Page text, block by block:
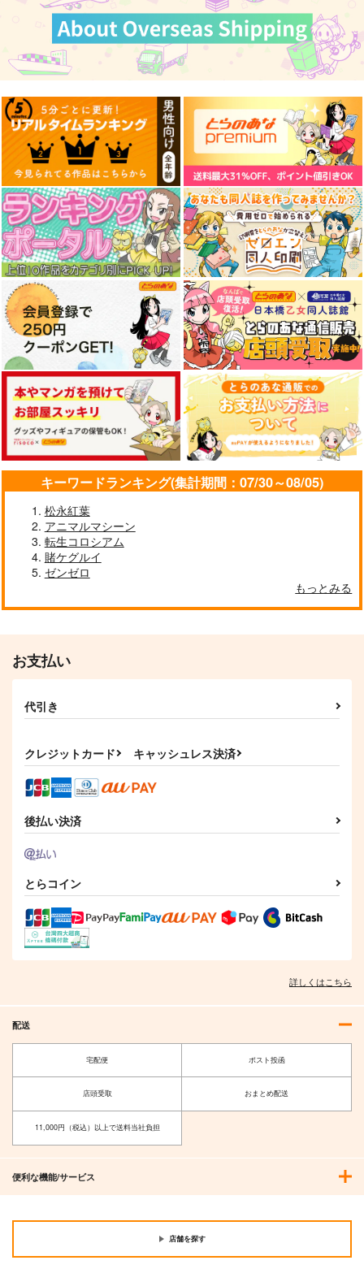
妙齢型重巡伝 残念だ
よ!!足柄さん(48)
HYPER BRAND
880円（税込）
足柄
サンプル
カート
ボクカワウソ戦隊ビッ
クセブン
Mystic Lab
660円（税込）
ボクカワウソ
コロラド
サンプル
カート
I/RO
めるくまある/ALL.
1,100円（税込）
艦隊これくしょん-艦これ-
呂500
島風
サンプル
カート
SAKIYAMAMA COLE
CTION VOL.5
sakiyama幕府
330円（税込）
愛宕
サンプル
作品詳細
白露型キーホルダー
白露
STAR BERRY
330円（税込）
白露
サンプル
作品詳細
白露型缶バッジ２ 時
雨
STAR BERRY
330円（税込）
時雨
サンプル
作品詳細
五月雨ちゃんクッショ
6,578円（税込）
サンプル
作品詳細
550円（税込）
作品詳細
STAR BERRY
495円（税込）
作品詳細
キーワードランキング(集計期間：07/30～08/05)
松永紅葉
アニマルマシーン
転生コロシアム
賭ケグルイ
ゼンゼロ
もっとみる
お支払い
代引き
クレジットカード キャッシュレス決済
後払い決済
とらコイン
詳しくはこちら
配送
宅配便 ポスト投函
店頭受取 おまとめ配送
11,000円（税込）以上で送料当社負担
便利な機能/サービス
店舗を探す